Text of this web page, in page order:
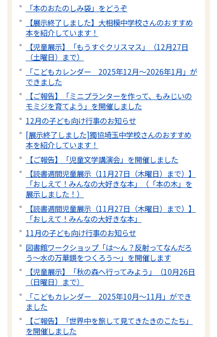
「本のおたのしみ袋」をどうぞ
【展示終了しました】大相模中学校さんのおすすめ
本を紹介しています！
【児童展示】「もうすぐクリスマス」（12月27日
（土曜日）まで）
「こどもカレンダー 2025年12月～2026年1月」が
できました
【ご報告】「ミニプランターを作って、もみじいの
モミジを育てよう」を開催しました
12月の子ども向け行事のお知らせ
[展示終了しました]獨協埼玉中学校さんのおすすめ
本を紹介しています！
【ご報告】「児童文学講演会」を開催しました
【読書週間児童展示（11月27日（木曜日）まで）】
「おしえて！みんなの大好きな本」（「本の木」を
展示しました！）
【読書週間児童展示（11月27日（木曜日）まで）】
「おしえて！みんなの大好きな本」
11月の子ども向け行事のお知らせ
図書館ワークショップ「は～ん？反射ってなんだろ
う～水の万華鏡をつくろう～」を開催します
【児童展示】「秋の森へ行ってみよう」（10月26日
（日曜日）まで）
「こどもカレンダー 2025年10月～11月」ができ
ました
【ご報告】「世界中を旅して見てきたきのこたち」
を開催しました